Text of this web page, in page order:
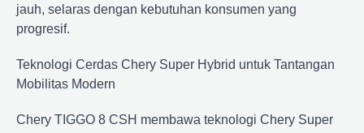
jauh, selaras dengan kebutuhan konsumen yang
progresif.
Teknologi Cerdas Chery Super Hybrid untuk Tantangan
Mobilitas Modern
Chery TIGGO 8 CSH membawa teknologi Chery Super